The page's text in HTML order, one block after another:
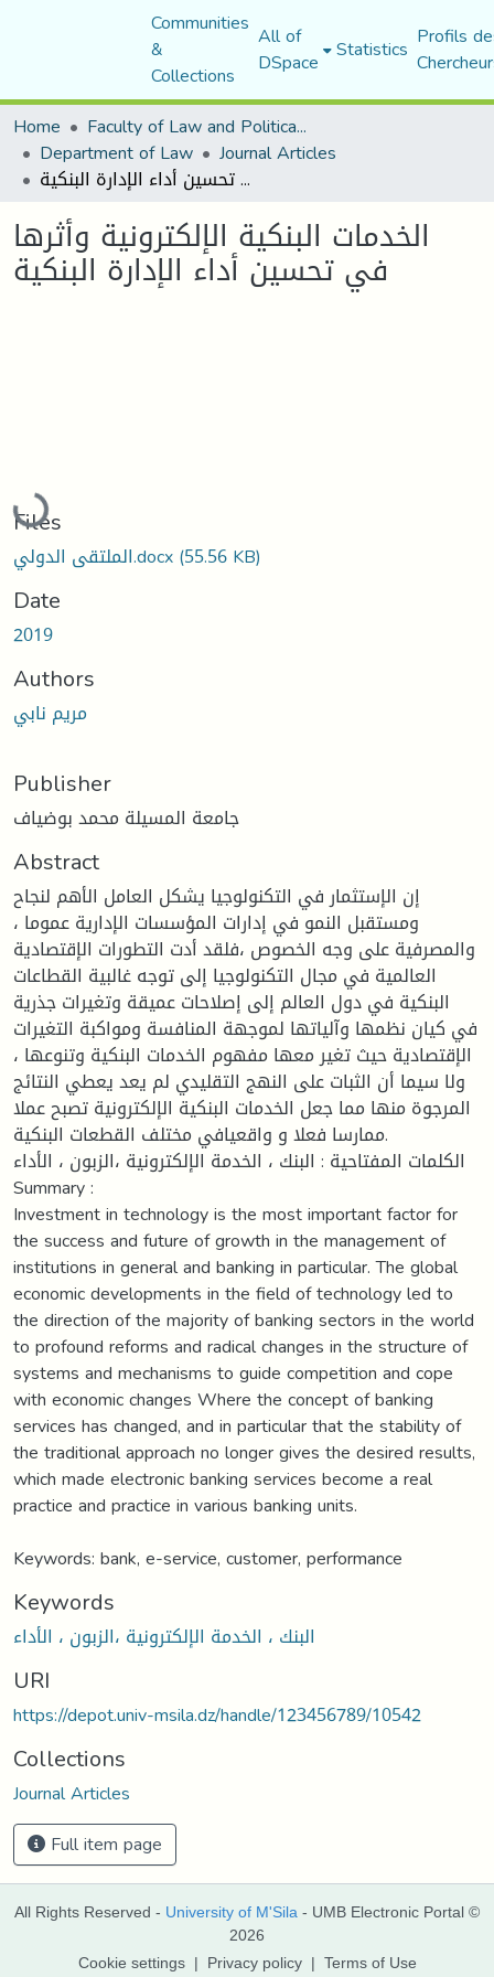
Communities
&
Collections
All of
DSpace Statistics Profils
Home
Faculty of Law and Political Science
Department of Law Journal Articles
الخدمات البنكية الإلكترونية وأثرها في تحسين أداء الإدارة البنكية
الخدمات البنكية الإلكترونية وأثرها
في تحسين أداء الإدارة البنكية
Loading...
Files
الملتقى الدولي.docx(55.56 KB)
Date
2019
Authors
مريم نابي
Publisher
جامعة المسيلة محمد بوضياف
Abstract
إن الإستثمار في التكنولوجيا يشكل العامل الأهم لنجاح
ومستقبل النمو في إدارات المؤسسات الإدارية عموما ،
والمصرفية على وجه الخصوص ،فلقد أدت التطورات الإقتصادية
العالمية في مجال التكنولوجيا إلى توجه غالبية القطاعات
البنكية في دول العالم إلى إصلاحات عميقة وتغيرات جذرية
في كيان نظمها وآلياتها لموجهة المنافسة ومواكبة التغيرات
الإقتصادية حيث تغير معها مفهوم الخدمات البنكية وتنوعها ،
ولا سيما أن الثبات على النهج التقليدي لم يعد يعطي النتائج
المرجوة منها مما جعل الخدمات البنكية الإلكترونية تصبح عملا
ممارسا فعلا و واقعيافي مختلف القطعات البنكية.
الكلمات المفتاحية : البنك ، الخدمة الإلكترونية ،الزبون ، الأداء
Summary :
Investment in technology is the most important factor for
the success and future of growth in the management of
institutions in general and banking in particular. The global
economic developments in the field of technology led to
the direction of the majority of banking sectors in the world
to profound reforms and radical changes in the structure of
systems and mechanisms to guide competition and cope
with economic changes Where the concept of banking
services has changed, and in particular that the stability of
the traditional approach no longer gives the desired results,
which made electronic banking services become a real
practice and practice in various banking units.
Keywords: bank, e-service, customer, performance
Keywords
البنك ، الخدمة الإلكترونية ،الزبون ، الأداء
URI
https://depot.univ-msila.dz/handle/123456789/10542
Collections
Journal Articles
Full item page
All Rights Reserved - University of M'Sila - UMB Electronic Portal ©
2026
Cookie settings | Privacy policy | Terms of Use